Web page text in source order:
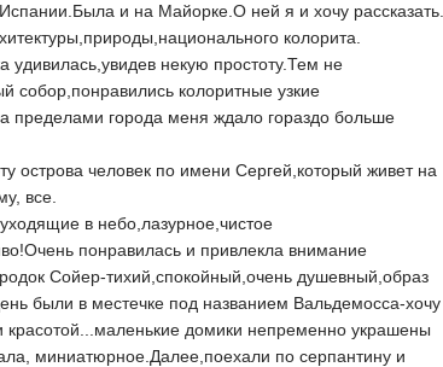
и на Майорке.О ней я и хочу рассказать.
колорита.
удивилась,увидев некую простоту.Тем не
собор,понравились колоритные узкие
пределами города меня ждало гораздо больше
острова человек по имени Сергей,который живет на
все.
в небо,лазурное,чистое
понравилась и привлекла внимание
Сойер-тихий,спокойный,очень душевный,образ
были в местечке под названием Вальдемосса-хочу
красотой...маленькие домики непременно украшены
миниатюрное.Далее,поехали по серпантину и